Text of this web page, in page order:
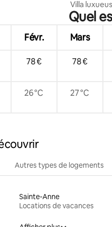
Villa
Quel
Févr. Mars
78 € 78 €
26 °C 27 °C
Autres types de logements
Sainte-Anne
Locations de vacances